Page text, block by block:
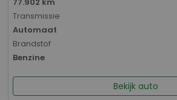
Transmissie
Automaat
Brandstof
Benzine
Bekijk auto